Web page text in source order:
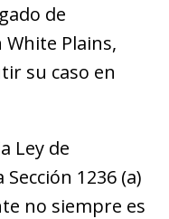
de
White Plains,
su caso en
Ley de
1236 (a)
no siempre es